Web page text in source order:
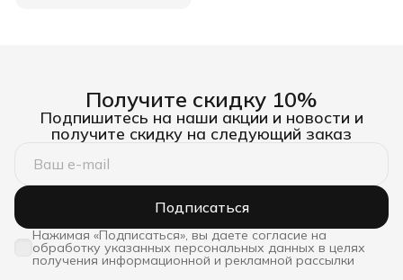
Получите скидку 10%
Подпишитесь на наши акции и новости и
получите скидку на следующий заказ
Подписаться
Нажимая «Подписаться», вы даете согласие на
обработку указанных персональных данных в целях
получения информационной и рекламной рассылки